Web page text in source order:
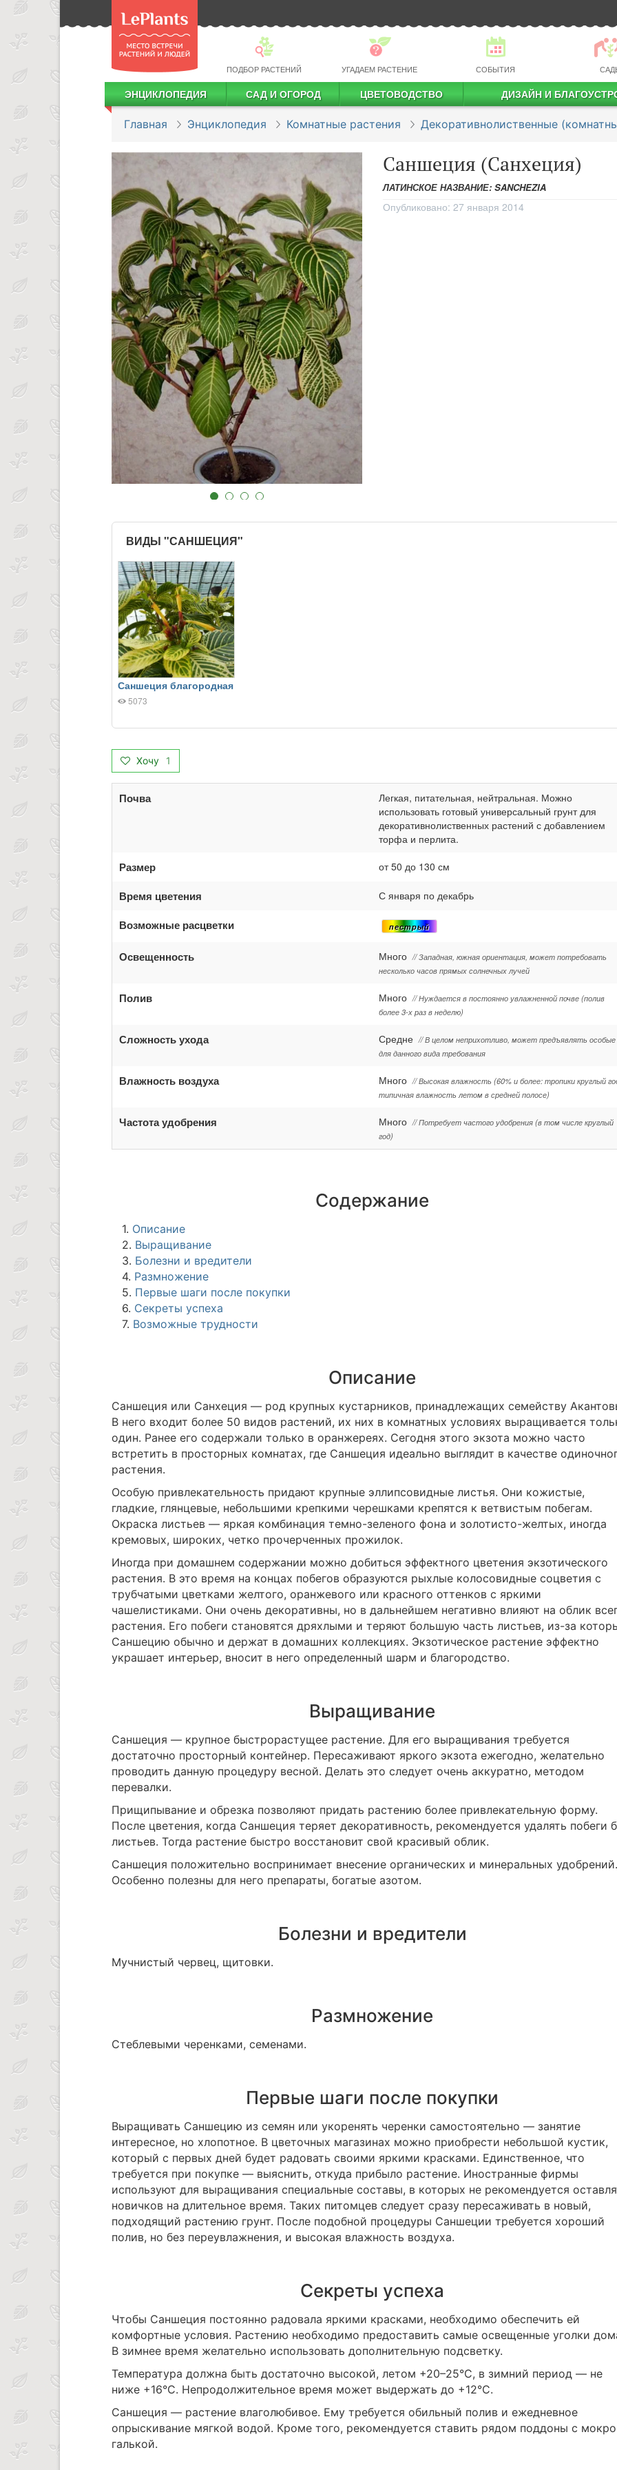
ПОДБОР РАСТЕНИЙ УГАДАЕМ РАСТЕНИЕ СОБЫТИЯ
ЭНЦИКЛОПЕДИЯ САД И ОГОРОД ЦВЕТОВОДСТВО ДИЗАЙН И
Главная Энциклопедия Комнатные растения Декоративнолиственные
Саншеция (Санхеция)
ЛАТИНСКОЕ НАЗВАНИЕ: SANCHEZIA
Опубликовано: 27 января 2014
ВИДЫ "САНШЕЦИЯ"
Саншеция благородная
5073
Хочу 1
Почва
Легкая, питательная, нейтральная. Можно
использовать готовый универсальный грунт для
декоративнолиственных растений с добавлением
торфа и перлита.
Размер от 50 до 130 см
Время цветения С января по декабрь
Возможные расцветки пестрый
Освещенность Много // Западная, южная ориентация, может потребовать
несколько часов прямых солнечных лучей
Полив Много // Нуждается в постоянно увлажненной почве (полив
более 3-х раз в неделю)
Сложность ухода Средне // В целом неприхотливо, может предъявлять особые
для данного вида требования
Влажность воздуха Много // Высокая влажность (60% и более: тропики круглый
типичная влажность летом в средней полосе)
Частота удобрения Много // Потребует частого удобрения (в том числе круглый
год)
Содержание
1. Описание
2. Выращивание
3. Болезни и вредители
4. Размножение
5. Первые шаги после покупки
6. Секреты успеха
7. Возможные трудности
Описание
Саншеция или Санхеция — род крупных кустарников, принадлежащих семейству
В него входит более 50 видов растений, их них в комнатных условиях выращивается
один. Ранее его содержали только в оранжереях. Сегодня этого экзота можно часто
встретить в просторных комнатах, где Саншеция идеально выглядит в качестве
растения.
Особую привлекательность придают крупные эллипсовидные листья. Они кожистые,
гладкие, глянцевые, небольшими крепкими черешками крепятся к ветвистым побегам.
Окраска листьев — яркая комбинация темно-зеленого фона и золотисто-желтых, иногда
кремовых, широких, четко прочерченных прожилок.
Иногда при домашнем содержании можно добиться эффектного цветения экзотического
растения. В это время на концах побегов образуются рыхлые колосовидные соцветия с
трубчатыми цветками желтого, оранжевого или красного оттенков с яркими
чашелистиками. Они очень декоративны, но в дальнейшем негативно влияют на облик
растения. Его побеги становятся дряхлыми и теряют большую часть листьев, из-за
Саншецию обычно и держат в домашних коллекциях. Экзотическое растение эффектно
украшает интерьер, вносит в него определенный шарм и благородство.
Выращивание
Саншеция — крупное быстрорастущее растение. Для его выращивания требуется
достаточно просторный контейнер. Пересаживают яркого экзота ежегодно, желательно
проводить данную процедуру весной. Делать это следует очень аккуратно, методом
перевалки.
Прищипывание и обрезка позволяют придать растению более привлекательную форму.
После цветения, когда Саншеция теряет декоративность, рекомендуется удалять побеги
листьев. Тогда растение быстро восстановит свой красивый облик.
Саншеция положительно воспринимает внесение органических и минеральных удобрений.
Особенно полезны для него препараты, богатые азотом.
Болезни и вредители
Мучнистый червец, щитовки.
Размножение
Стеблевыми черенками, семенами.
Первые шаги после покупки
Выращивать Саншецию из семян или укоренять черенки самостоятельно — занятие
интересное, но хлопотное. В цветочных магазинах можно приобрести небольшой кустик,
который с первых дней будет радовать своими яркими красками. Единственное, что
требуется при покупке — выяснить, откуда прибыло растение. Иностранные фирмы
используют для выращивания специальные составы, в которых не рекомендуется
новичков на длительное время. Таких питомцев следует сразу пересаживать в новый,
подходящий растению грунт. После подобной процедуры Саншеции требуется хороший
полив, но без переувлажнения, и высокая влажность воздуха.
Секреты успеха
Чтобы Саншеция постоянно радовала яркими красками, необходимо обеспечить ей
комфортные условия. Растению необходимо предоставить самые освещенные уголки
В зимнее время желательно использовать дополнительную подсветку.
Температура должна быть достаточно высокой, летом +20–25°С, в зимний период — не
ниже +16°С. Непродолжительное время может выдержать до +12°С.
Саншеция — растение влаголюбивое. Ему требуется обильный полив и ежедневное
опрыскивание мягкой водой. Кроме того, рекомендуется ставить рядом поддоны с
галькой.